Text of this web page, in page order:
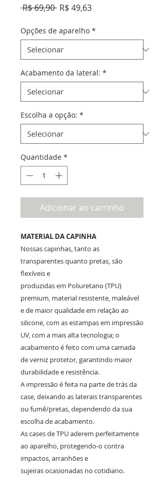
R$ 69,90 Preço
R$ 49,63Preço
Opções de aparelho *
Acabamento da lateral: *
Escolha a opção: *
Quantidade *
Adicionar ao carrinho
MATERIAL DA CAPINHA
Nossas capinhas, tanto as
transparentes quanto pretas, são
flexíveis e
produzidas em Poliuretano (TPU)
premium, material resistente, maleável
e de maior qualidade em relação ao
silicone, com as estampas em impressão
UV, com a mais alta tecnologia; o
acabamento é feito com uma camada
de verniz protetor, garantindo maior
durabilidade e resistência.
A impressão é feita na parte de trás da
case, deixando as laterais transparentes
ou fumê/pretas, dependendo da sua
escolha de acabamento.
As cases de TPU aderem perfeitamente
ao aparelho, protegendo-o contra
impactos, arranhões e
sujeiras ocasionadas no cotidiano.